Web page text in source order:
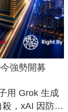
強勢開募
用 Grok 生成
，xAI 因防護